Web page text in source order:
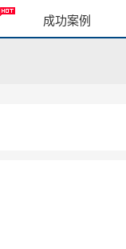
成功案例